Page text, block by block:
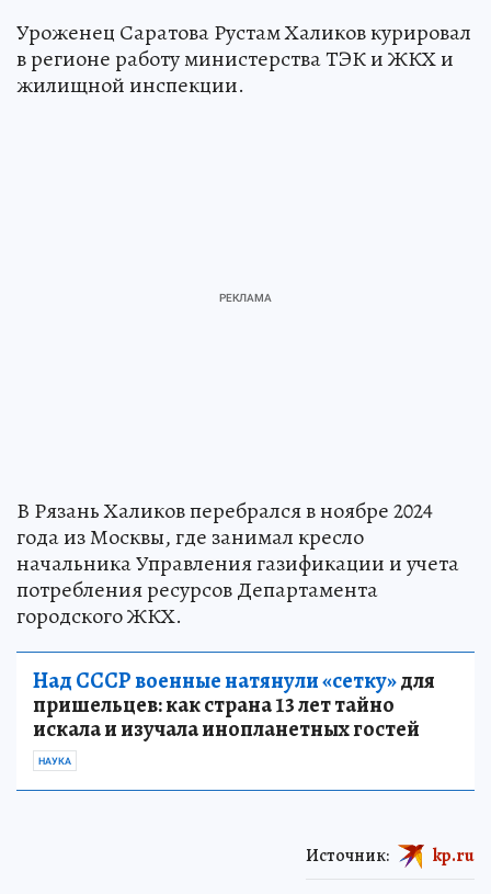
Уроженец Саратова Рустам Халиков курировал
в регионе работу министерства ТЭК и ЖКХ и
жилищной инспекции.
В Рязань Халиков перебрался в ноябре 2024
года из Москвы, где занимал кресло
начальника Управления газификации и учета
потребления ресурсов Департамента
городского ЖКХ.
Над СССР военные натянули «сетку»для
пришельцев: как страна 13 лет тайно
искала и изучала инопланетных гостей
НАУКА
Источник: kp.ru